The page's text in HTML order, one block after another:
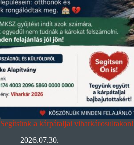
Segítsünk a kárpátaljai viharkárosultakon!
2026.07.30.